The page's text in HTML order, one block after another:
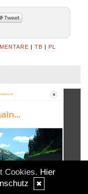
| TB | PL
Cookies. Hier
✖